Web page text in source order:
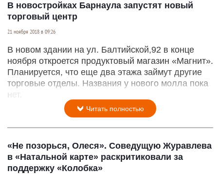
В новостройках Барнаула запустят новый
торговый центр
21 ноября 2018 в 09:26
В новом здании на ул. Балтийской,92 в конце
ноября откроется продуктовый магазин «Магнит».
Планируется, что еще два этажа займут другие
торговые отделы. Названия у нового молла пока
нет.
Читать полностью
«Не позорься, Олеся». Соведущую Журавлева
в «Натальной карте» раскритиковали за
поддержку «Колобка»